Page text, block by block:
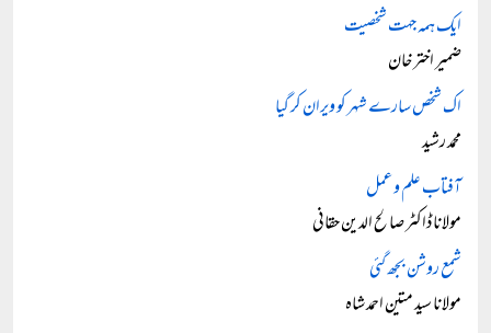
ایک ہمہ جہت شخصیت
ضمیر اختر خان
اک شخص سارے شہر کو ویران کر گیا
محمد رشید
آفتاب علم و عمل
مولانا ڈاکٹر صالح الدین حقانی
شمع روشن بجھ گئی
مولانا سید متین احمد شاہ